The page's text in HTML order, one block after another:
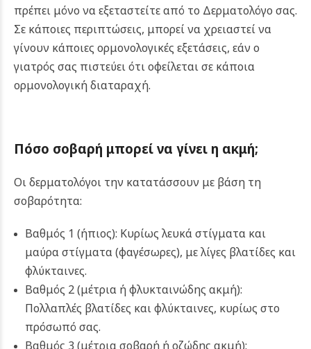
πρέπει μόνο να εξεταστείτε από το Δερματολόγο σας.
Σε κάποιες περιπτώσεις, μπορεί να χρειαστεί να
γίνουν κάποιες ορμονολογικές εξετάσεις, εάν ο
γιατρός σας πιστεύει ότι οφείλεται σε κάποια
ορμονολογική διαταραχή.
Πόσο σοβαρή μπορεί να γίνει η ακμή;
Οι δερματολόγοι την κατατάσσουν με βάση τη
σοβαρότητα:
Βαθμός 1 (ήπιος): Κυρίως λευκά στίγματα και
μαύρα στίγματα (φαγέσωρες), με λίγες βλατίδες και
φλύκταινες.
Βαθμός 2 (μέτρια ή φλυκταινώδης ακμή):
Πολλαπλές βλατίδες και φλύκταινες, κυρίως στο
πρόσωπό σας.
Βαθμός 3 (μέτρια σοβαρή ή οζώδης ακμή):